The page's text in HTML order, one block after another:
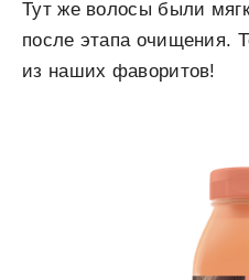
Тут же волосы были
после этапа очищения.
из наших фаворитов!